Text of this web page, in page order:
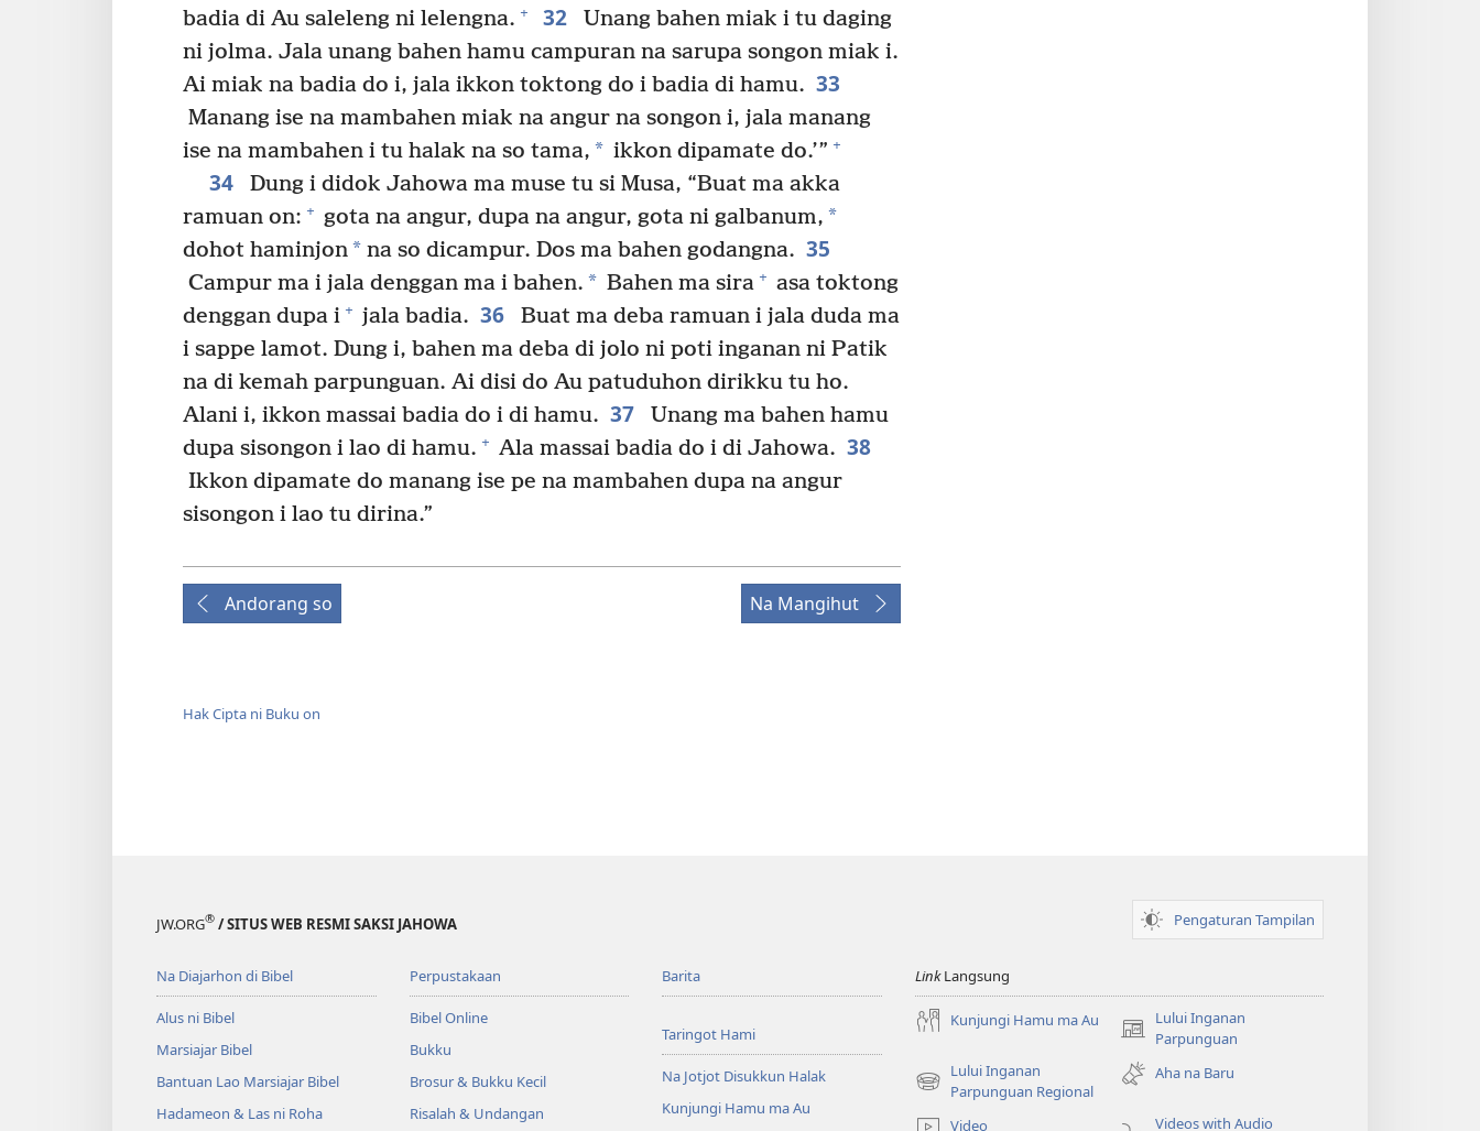
badia di Au saleleng ni lelengna. + 32
Unang bahen miak i tu daging
ni jolma. Jala unang bahen hamu campuran na sarupa songon miak i.
Ai miak na badia do i, jala ikkon toktong do i badia di hamu. 33
Manang ise na mambahen miak na angur na songon i, jala manang
ise na mambahen i tu halak na so tama, * ikkon dipamate do.’” +
34
Dung i didok Jahowa ma muse tu si Musa, “Buat ma akka
ramuan on: + gota na angur, dupa na angur, gota ni galbanum, *
dohot haminjon* na so dicampur. Dos ma bahen godangna. 35
Campur ma i jala denggan ma i bahen. * Bahen ma sira + asa toktong
denggan dupa i + jala badia. 36
Buat ma deba ramuan i jala duda ma
i sappe lamot. Dung i, bahen ma deba di jolo ni poti inganan ni Patik
na di kemah parpunguan. Ai disi do Au patuduhon dirikku tu ho.
Alani i, ikkon massai badia do i di hamu. 37
Unang ma bahen hamu
dupa sisongon i lao di hamu. + Ala massai badia do i di Jahowa. 38
Ikkon dipamate do manang ise pe na mambahen dupa na angur
sisongon i lao tu dirina.”
Andorang so Na Mangihut
Hak Cipta ni Buku on
JW.ORG® / SITUS WEB RESMI SAKSI JAHOWA Pengaturan Tampilan
Na Diajarhon di Bibel
Alus ni Bibel
Marsiajar Bibel
Bantuan Lao Marsiajar Bibel
Hadameon & Las ni Roha
Perpustakaan
Bibel Online
Bukku
Brosur & Bukku Kecil
Risalah & Undangan
Barita
Taringot Hami
Na Jotjot Disukkun Halak
Kunjungi Hamu ma Au
LinkLangsung
Kunjungi Hamu ma Au
Lului Inganan
Parpunguan
(opens
new
window)
Lului Inganan
Parpunguan Regional
(opens
Aha na Baru
Video Videos with Audio